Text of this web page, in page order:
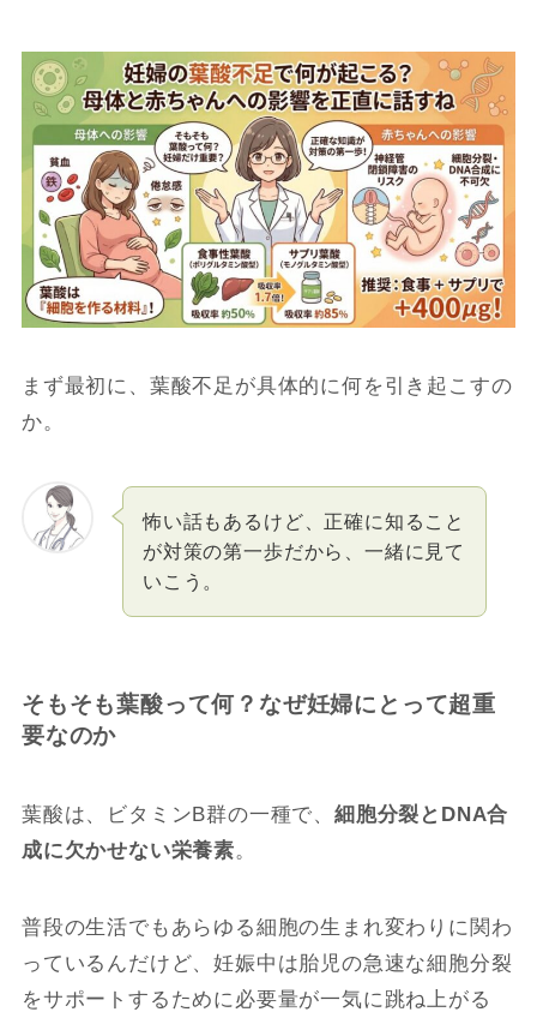
まず最初に、葉酸不足が具体的に何を引き起こすの
か。
怖い話もあるけど、正確に知ること
が対策の第一歩だから、一緒に見て
いこう。
そもそも葉酸って何？なぜ妊婦にとって超重
要なのか
葉酸は、ビタミンB群の一種で、細胞分裂とDNA合
成に欠かせない栄養素。
普段の生活でもあらゆる細胞の生まれ変わりに関わ
っているんだけど、妊娠中は胎児の急速な細胞分裂
をサポートするために必要量が一気に跳ね上がる